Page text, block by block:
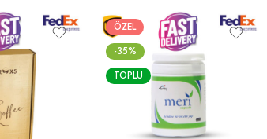
ÖZEL
-35%
TOPLU